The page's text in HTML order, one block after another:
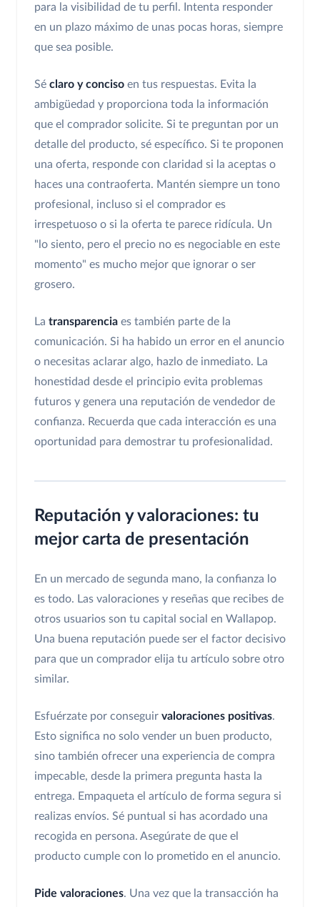
para la visibilidad de tu perfil. Intenta responder
en un plazo máximo de unas pocas horas, siempre
que sea posible.
Sé claro y conciso en tus respuestas. Evita la
ambigüedad y proporciona toda la información
que el comprador solicite. Si te preguntan por un
detalle del producto, sé específico. Si te proponen
una oferta, responde con claridad si la aceptas o
haces una contraoferta. Mantén siempre un tono
profesional, incluso si el comprador es
irrespetuoso o si la oferta te parece ridícula. Un
"lo siento, pero el precio no es negociable en este
momento" es mucho mejor que ignorar o ser
grosero.
La transparencia es también parte de la
comunicación. Si ha habido un error en el anuncio
o necesitas aclarar algo, hazlo de inmediato. La
honestidad desde el principio evita problemas
futuros y genera una reputación de vendedor de
confianza. Recuerda que cada interacción es una
oportunidad para demostrar tu profesionalidad.
Reputación y valoraciones: tu
mejor carta de presentación
En un mercado de segunda mano, la confianza lo
es todo. Las valoraciones y reseñas que recibes de
otros usuarios son tu capital social en Wallapop.
Una buena reputación puede ser el factor decisivo
para que un comprador elija tu artículo sobre otro
similar.
Esfuérzate por conseguir valoraciones positivas.
Esto significa no solo vender un buen producto,
sino también ofrecer una experiencia de compra
impecable, desde la primera pregunta hasta la
entrega. Empaqueta el artículo de forma segura si
realizas envíos. Sé puntual si has acordado una
recogida en persona. Asegúrate de que el
producto cumple con lo prometido en el anuncio.
Pide valoraciones. Una vez que la transacción ha